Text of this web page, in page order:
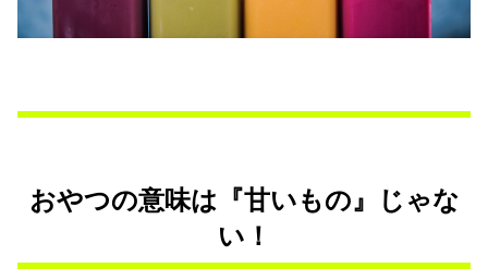
おやつの意味は『甘いもの』じゃな
い！